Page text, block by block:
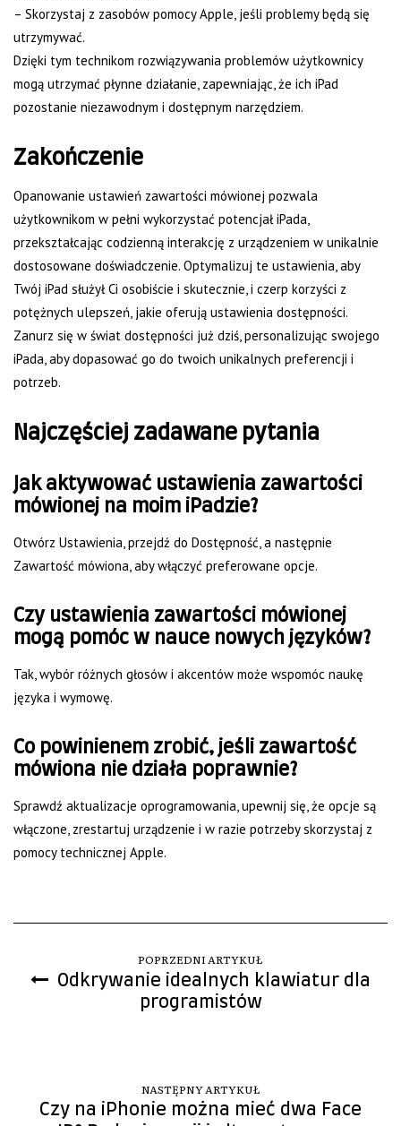
– Skorzystaj z zasobów pomocy Apple, jeśli problemy będą się
utrzymywać.
Dzięki tym technikom rozwiązywania problemów użytkownicy
mogą utrzymać płynne działanie, zapewniając, że ich iPad
pozostanie niezawodnym i dostępnym narzędziem.
Zakończenie
Opanowanie ustawień zawartości mówionej pozwala
użytkownikom w pełni wykorzystać potencjał iPada,
przekształcając codzienną interakcję z urządzeniem w unikalnie
dostosowane doświadczenie. Optymalizuj te ustawienia, aby
Twój iPad służył Ci osobiście i skutecznie, i czerp korzyści z
potężnych ulepszeń, jakie oferują ustawienia dostępności.
Zanurz się w świat dostępności już dziś, personalizując swojego
iPada, aby dopasować go do twoich unikalnych preferencji i
potrzeb.
Najczęściej zadawane pytania
Jak aktywować ustawienia zawartości
mówionej na moim iPadzie?
Otwórz Ustawienia, przejdź do Dostępność, a następnie
Zawartość mówiona, aby włączyć preferowane opcje.
Czy ustawienia zawartości mówionej
mogą pomóc w nauce nowych języków?
Tak, wybór różnych głosów i akcentów może wspomóc naukę
języka i wymowę.
Co powinienem zrobić, jeśli zawartość
mówiona nie działa poprawnie?
Sprawdź aktualizacje oprogramowania, upewnij się, że opcje są
włączone, zrestartuj urządzenie i w razie potrzeby skorzystaj z
pomocy technicznej Apple.
POPRZEDNI ARTYKUŁ
Odkrywanie idealnych klawiatur dla
programistów
NASTĘPNY ARTYKUŁ
Czy na iPhonie można mieć dwa Face